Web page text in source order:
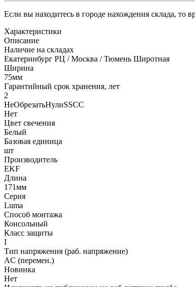
Если вы находитесь в городе нахождения склада, то
Характеристики
Описание
Наличие на складах
Екатеринбург РЦ / Москва / Тюмень Широтная
Ширина
75мм
Гарантийный срок хранения, лет
2
НеОбрезатьНулиSSCC
Нет
Цвет свечения
Белый
Базовая единица
шт
Производитель
EKF
Длина
171мм
Серия
Luma
Способ монтажа
Консольный
Класс защиты
I
Тип напряжения (раб. напряжение)
AC (перемен.)
Новинка
Нет